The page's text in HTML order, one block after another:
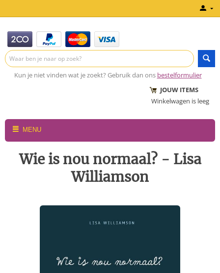
Kun je niet vinden wat je zoekt? Gebruik dan ons bestelformulier
JOUW ITEMS
Winkelwagen is leeg
MENU
Wie is nou normaal? - Lisa
Williamson